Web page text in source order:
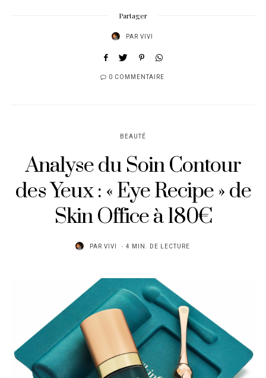
Partager
PAR VIVI
0 COMMENTAIRE
BEAUTÉ
Analyse du Soin Contour
des Yeux : « Eye Recipe » de
Skin Office à 180€
PAR VIVI 4 MIN. DE LECTURE